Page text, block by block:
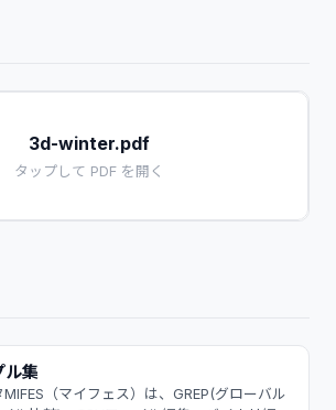
3d-winter.pdf
タップして PDF を開く
ル集
（マイフェス）は、GREP(グローバル